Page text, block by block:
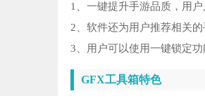
1、一键提升手游品质，用
2、软件还为用户推荐相关
3、用户可以使用一键锁定
GFX工具箱特色